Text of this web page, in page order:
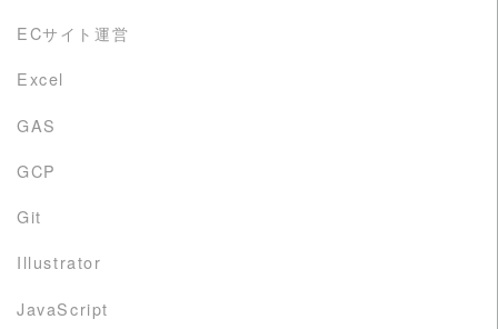
ECサイト運営
Excel
GAS
GCP
Git
Illustrator
JavaScript